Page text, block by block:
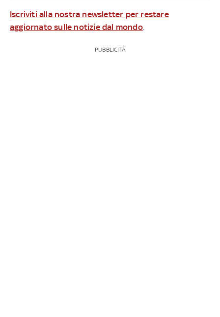
Iscriviti alla nostra newsletter per restare
aggiornato sulle notizie dal mondo.
PUBBLICITÀ